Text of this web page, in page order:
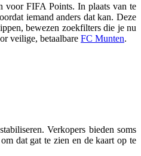
voor FIFA Points. In plaats van te
iemand anders dat kan. Deze
bewezen zoekfilters die je nu
veilige, betaalbare FC Munten.
Verkopers bieden soms
dat gat te zien en de kaart op te